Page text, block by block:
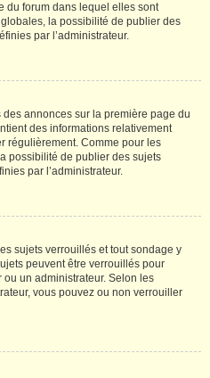
du forum dans lequel elles sont
la possibilité de publier des
par l’administrateur.
annonces sur la première page du
des informations relativement
régulièrement. Comme pour les
possibilité de publier des sujets
par l’administrateur.
sujets verrouillés et tout sondage y
peuvent être verrouillés pour
un administrateur. Selon les
vous pouvez ou non verrouiller